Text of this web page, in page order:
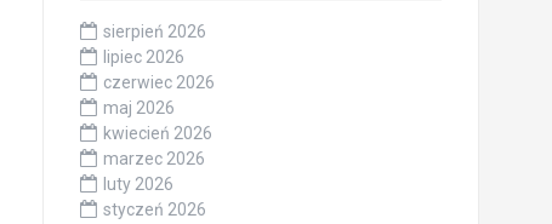
sierpień 2026
lipiec 2026
czerwiec 2026
maj 2026
kwiecień 2026
marzec 2026
luty 2026
styczeń 2026